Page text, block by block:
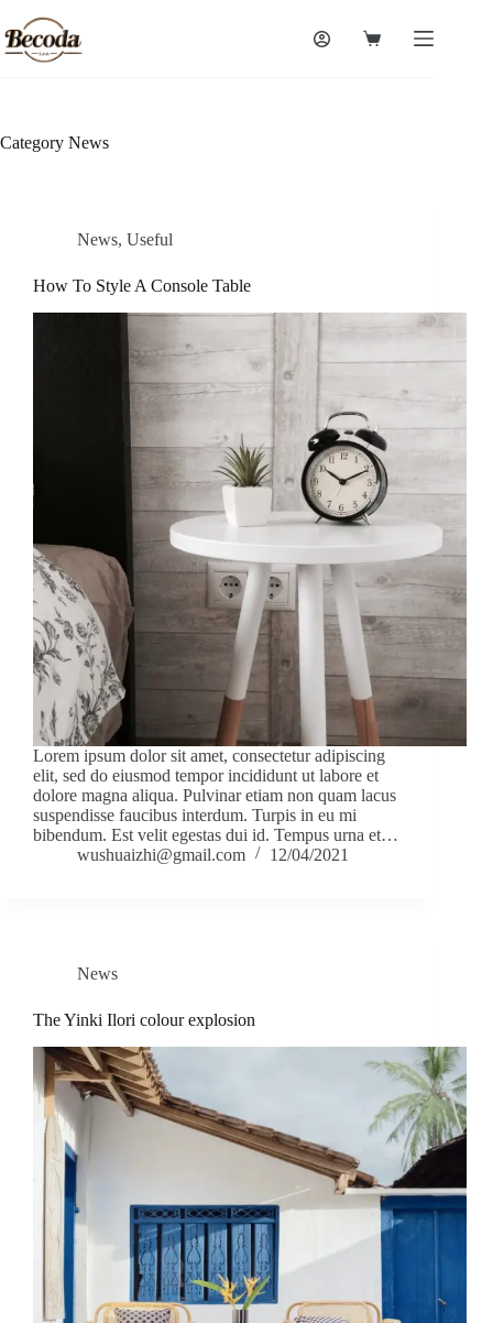
to
content
Shopping
Category News
News, Useful
How To Style A Console Table
Lorem ipsum dolor sit amet, consectetur adipiscing
elit, sed do eiusmod tempor incididunt ut labore et
dolore magna aliqua. Pulvinar etiam non quam lacus
suspendisse faucibus interdum. Turpis in eu mi
bibendum. Est velit egestas dui id. Tempus urna et…
wushuaizhi@gmail.com
12/04/2021
News
The Yinki Ilori colour explosion